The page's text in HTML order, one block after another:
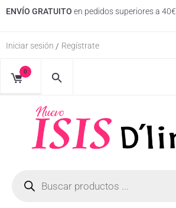
ENVÍO GRATUITO en pedidos superiores a 40€
Iniciar sesión / Regístrate
0